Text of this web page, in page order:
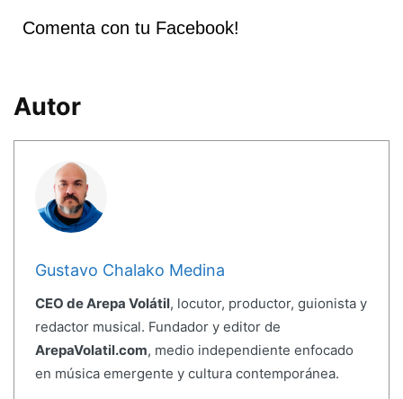
Comenta con tu Facebook!
Autor
Gustavo Chalako Medina
CEO de Arepa Volátil, locutor, productor, guionista y
redactor musical. Fundador y editor de
ArepaVolatil.com, medio independiente enfocado
en música emergente y cultura contemporánea.